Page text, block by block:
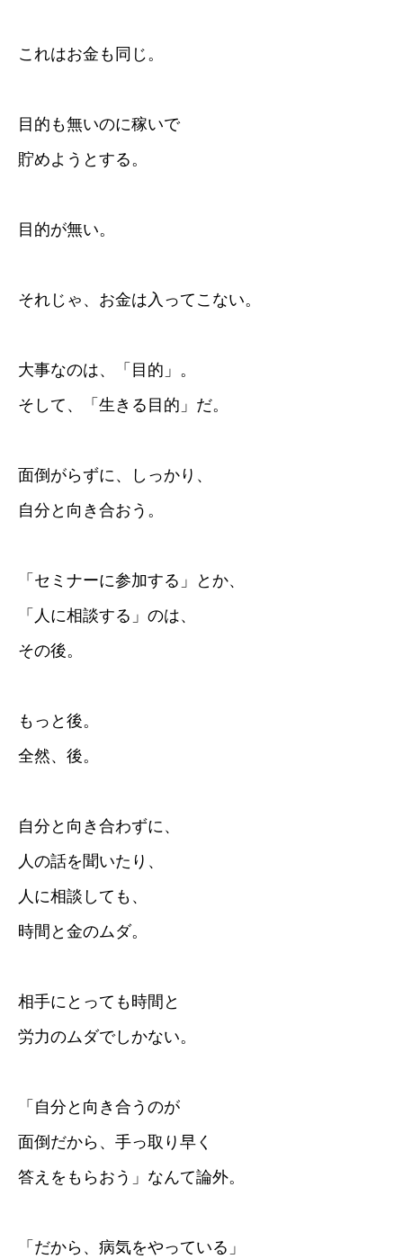
これはお金も同じ。
目的も無いのに稼いで
貯めようとする。
目的が無い。
それじゃ、お金は入ってこない。
大事なのは、「目的」。
そして、「生きる目的」だ。
面倒がらずに、しっかり、
自分と向き合おう。
「セミナーに参加する」とか、
「人に相談する」のは、
その後。
もっと後。
全然、後。
自分と向き合わずに、
人の話を聞いたり、
人に相談しても、
時間と金のムダ。
相手にとっても時間と
労力のムダでしかない。
「自分と向き合うのが
面倒だから、手っ取り早く
答えをもらおう」なんて論外。
「だから、病気をやっている」